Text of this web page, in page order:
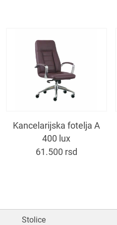
Kancelarijska fotelja A
400 lux
61.500 rsd
Stolice